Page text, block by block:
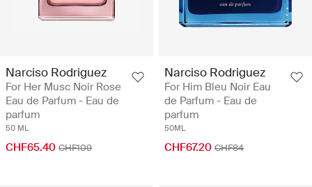
Narciso Rodriguez
For Her Musc Noir Rose
Eau de Parfum - Eau de
parfum
50 ML
CHF65.40 CHF109
Narciso Rodriguez
For Him Bleu Noir Eau
de Parfum - Eau de
parfum
50ML
CHF67.20 CHF84